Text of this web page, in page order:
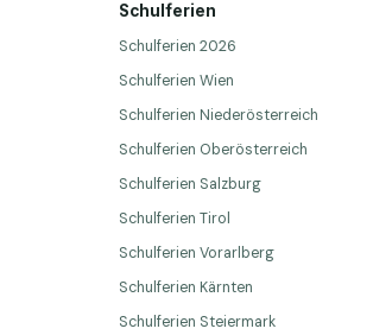
Schulferien
Schulferien 2026
Schulferien Wien
Schulferien Niederösterreich
Schulferien Oberösterreich
Schulferien Salzburg
Schulferien Tirol
Schulferien Vorarlberg
Schulferien Kärnten
Schulferien Steiermark